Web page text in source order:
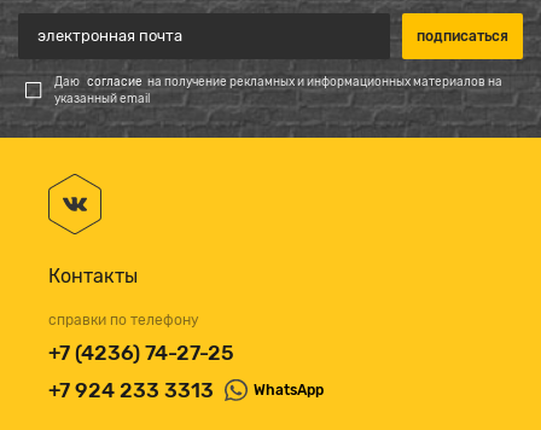
Даю согласие на получение рекламных и информационных материалов на
указанный email
Контакты
справки по телефону
+7 (4236) 74-27-25
+7 924 233 3313
WhatsApp